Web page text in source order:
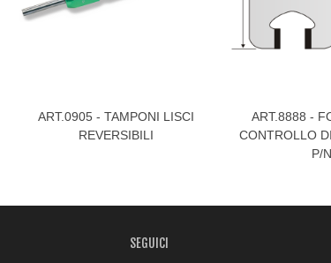
Visualizza Di Più
ART.0905 - TAMPONI LISCI
REVERSIBILI
Visualizza Di Più
ART.8888 -
CONTROLLO
P/
SEGUICI